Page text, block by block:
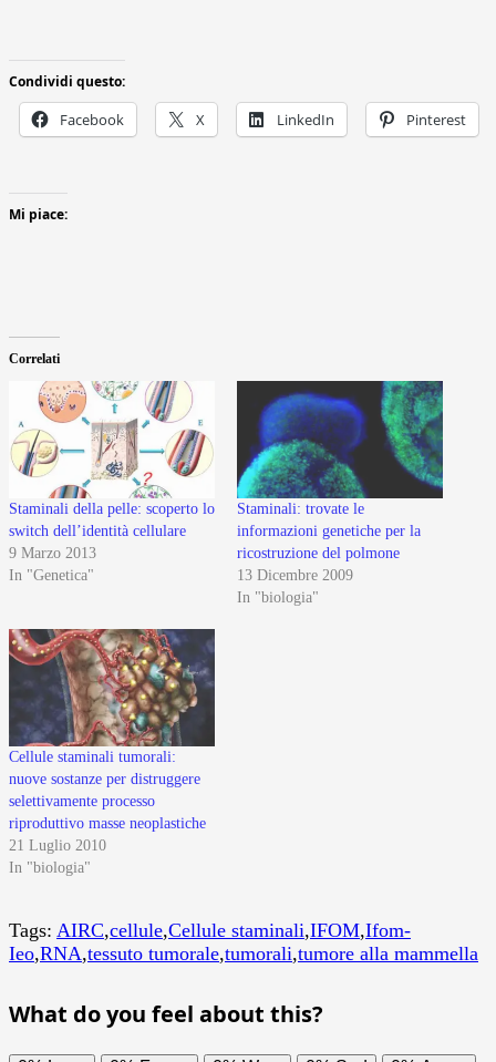
Condividi questo:
Facebook X LinkedIn Pinterest
Mi piace:
Correlati
Staminali della pelle: scoperto lo
switch dell’identità cellulare
9 Marzo 2013
In "Genetica"
Staminali: trovate le
informazioni genetiche per la
ricostruzione del polmone
13 Dicembre 2009
In "biologia"
Cellule staminali tumorali:
nuove sostanze per distruggere
selettivamente processo
riproduttivo masse neoplastiche
21 Luglio 2010
In "biologia"
Tags: AIRC,cellule,Cellule staminali,IFOM,Ifom-
Ieo,RNA,tessuto tumorale,tumorali,tumore alla mammella
What do you feel about this?